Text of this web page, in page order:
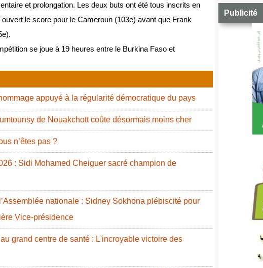
Publicité
et prolongation. Les deux buts ont été tous inscrits en
le score pour le Cameroun (103e) avant que Frank
se joue à 19 heures entre le Burkina Faso et
appuyé à la régularité démocratique du pays
de Nouakchott coûte désormais moins cher
n’êtes pas ?
: Sidi Mohamed Cheiguer sacré champion de
nationale : Sidney Sokhona plébiscité pour
Vice-présidence
grand centre de santé : L'incroyable victoire des